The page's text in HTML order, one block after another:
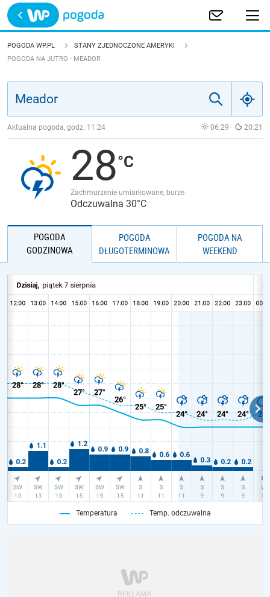
Trwa ładowanie
POLSKA
JAKOŚĆ POWIETRZA
POGODA WP.PL
STANY ZJEDNOCZONE AMERYKI
POGODA NA JUTRO - MEADOR
Aktualna pogoda, godz. 11:24 06:29 20:21
28
Zachmurzenie umiarkowane, burze
Odczuwalna 30°C
POGODA
GODZINOWA
POGODA
DŁUGOTERMINOWA
POGODA NA
WEEKEND
Temperatura Temp. odczuwalna